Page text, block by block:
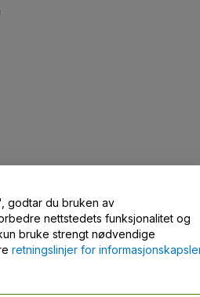
oss
godtar du bruken av
nettstedets funksjonalitet og
bruke strengt nødvendige
retningslinjer for